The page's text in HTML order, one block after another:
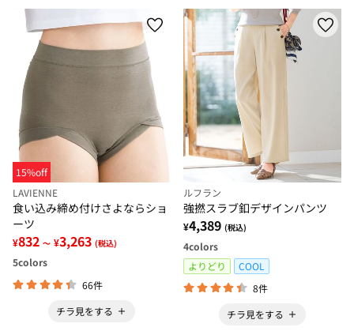
15%off
LAVIENNE
食い込み締め付けさよならショ
ーツ
¥832 ～ ¥3,263 (税込)
5colors
66件
チラ見をする
ルフラン
強撚スラブ釦デザインパンツ
¥4,389 (税込)
4colors
よりどり
COOL
8件
チラ見をする